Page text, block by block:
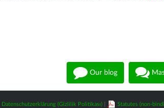
Our blog
Datenschutzerklärung (Gizlilik Politikası) Statutes (non-